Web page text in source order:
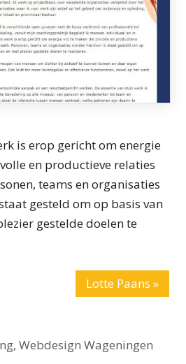
is erop gericht om energie
en productieve relaties
teams en organisaties
gesteld om op basis van
gestelde doelen te
Lotte Paans »
,Webdesign Wageningen